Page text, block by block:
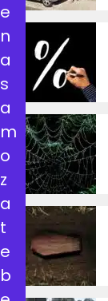
e
n
a
s
a
m
o
z
a
t
e
b